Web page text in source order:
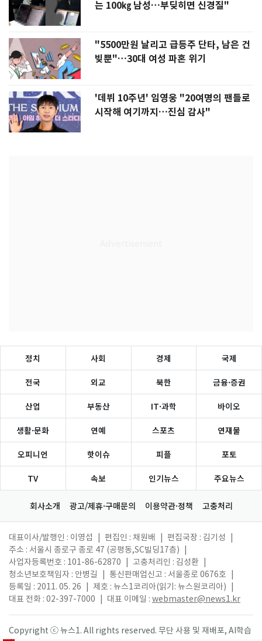
는 100㎏ 남성…부딪히면 신경질"
"5500만원 날리고 급등주 단타, 남은 건
빚뿐"…30대 여성 파혼 위기
'데뷔 10주년' 임영웅 "20여명의 팬들로
시작해 여기까지…진심 감사"
정치 사회 경제 국제
전국 외교 북한 금융·증권
산업 부동산 IT·과학 바이오
생활·문화 연예 스포츠 연재물
오피니언 핫이슈 피플 포토
TV 속보 인기뉴스 주요뉴스
회사소개 광고/제휴·구매문의 이용약관·정책 고충처리
대표이사/발행인 : 이영섭 편집인 : 채원배 편집국장 : 김기성
주소 : 서울시 종로구 종로 47 (공평동,SC빌딩17층)
사업자등록번호 : 101-86-62870
고충처리인 : 김성환
청소년보호책임자 : 안병길
통신판매업신고 : 서울종로 0676호
등록일 : 2011. 05. 26
제호 : 뉴스1코리아(읽기: 뉴스원코리아)
대표 전화 : 02-397-7000
대표 이메일 : webmaster@news1.kr
Copyright ⓒ 뉴스1. All rights reserved. 무단 사용 및 재배포, AI학습